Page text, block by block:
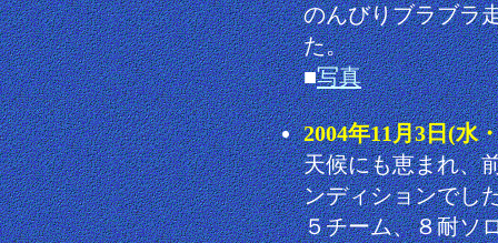
のんびりブラブラ
た。
■写真
2004年11月3日(
天候にも恵まれ、
ンディションでし
５チーム、８耐ソ